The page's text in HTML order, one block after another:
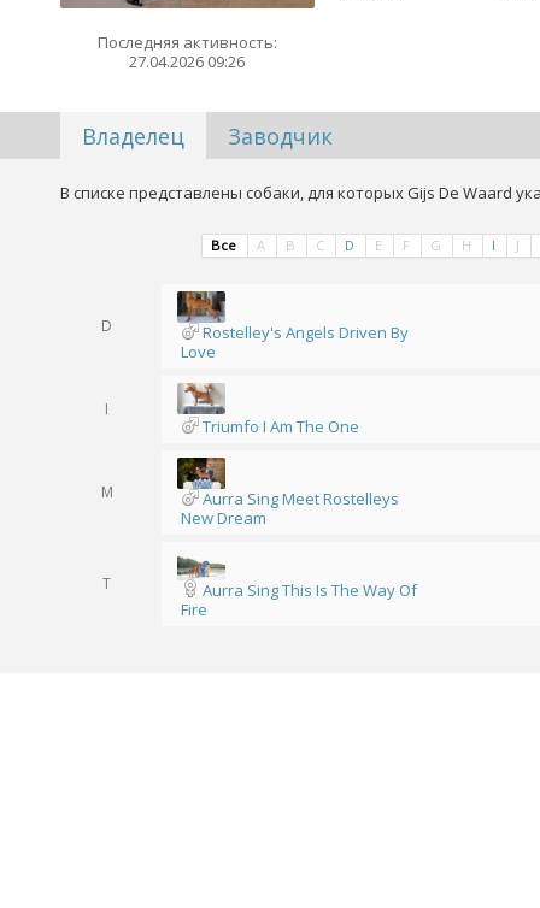
Последняя активность:
27.04.2026 09:26
Владелец Заводчик
В списке представлены собаки, для которых Gijs De Waard
Все A B C D E F G H I J
D
Rostelley's Angels Driven By
Love
I
Triumfo I Am The One
M
Aurra Sing Meet Rostelleys
New Dream
T
Aurra Sing This Is The Way Of
Fire